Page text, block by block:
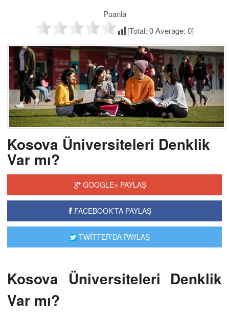
Puanla
[Total: 0Average: 0]
Kosova Üniversiteleri Denklik
Var mı?
GOOGLE+ PAYLAŞ
FACEBOOK’TA PAYLAŞ
TWİTTER’DA PAYLAŞ
Kosova Üniversiteleri Denklik
Var mı?